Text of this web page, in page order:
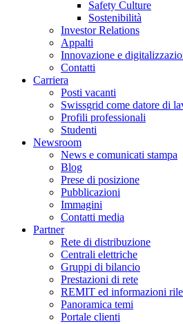
Safety Culture
Sostenibilità
Investor Relations
Appalti
Innovazione e
Contatti
Carriera
Posti vacanti
Swissgrid come datore di
Profili professionali
Studenti
Newsroom
News e comunicati stampa
Blog
Prese di posizione
Pubblicazioni
Immagini
Contatti media
Partner
Rete di distribuzione
Centrali elettriche
Gruppi di bilancio
Prestazioni di rete
REMIT ed informazioni
Panoramica temi
Portale clienti